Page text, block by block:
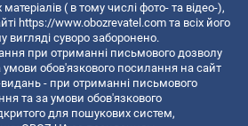
( в тому числі фото- та відео-),
https://www.obozrevatel.com та всіх його
вигляді суворо заборонено.
при отриманні письмового дозволу
умови обов'язкового посилання на сайт
видань - при отриманні письмового
та за умови обов'язкового
для пошукових систем,